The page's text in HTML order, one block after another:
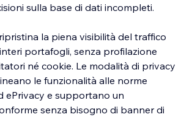
sulla base di dati incompleti.
la piena visibilità del traffico
portafogli, senza profilazione
né cookie. Le modalità di privacy
le funzionalità alle norme
ePrivacy e supportano un
senza bisogno di banner di